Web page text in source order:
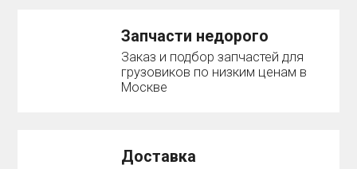
Запчасти недорого
Заказ и подбор запчастей для
грузовиков по низким ценам в
Москве
Доставка